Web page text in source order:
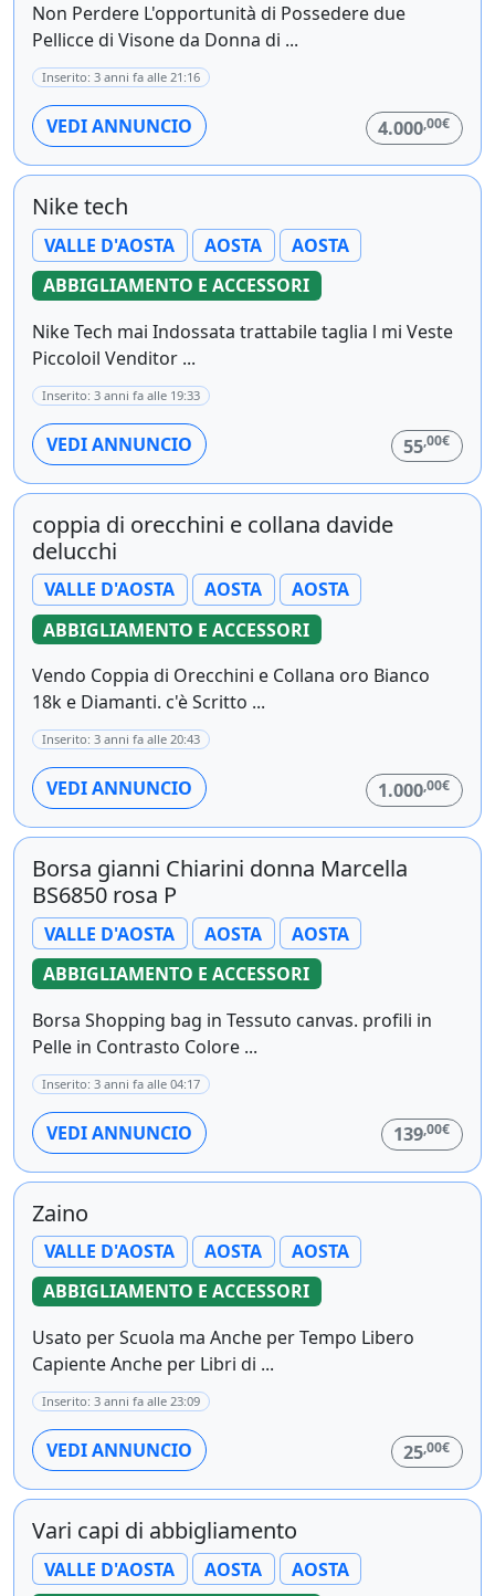
Non Perdere L'opportunità di Possedere due
Pellicce di Visone da Donna di ...
Inserito: 3 anni fa alle 21:16
VEDI ANNUNCIO 4.000,00€
Nike tech
VALLE D'AOSTA AOSTA
AOSTA
ABBIGLIAMENTO E ACCESSORI
Nike Tech mai Indossata trattabile taglia l mi Veste
Piccoloil Venditor ...
Inserito: 3 anni fa alle 19:33
VEDI ANNUNCIO 55,00€
coppia di orecchini e collana davide
delucchi
VALLE D'AOSTA AOSTA
AOSTA
ABBIGLIAMENTO E ACCESSORI
Vendo Coppia di Orecchini e Collana oro Bianco
18k e Diamanti. c'è Scritto ...
Inserito: 3 anni fa alle 20:43
VEDI ANNUNCIO 1.000,00€
Borsa gianni Chiarini donna Marcella
BS6850 rosa P
VALLE D'AOSTA AOSTA
AOSTA
ABBIGLIAMENTO E ACCESSORI
Borsa Shopping bag in Tessuto canvas. profili in
Pelle in Contrasto Colore ...
Inserito: 3 anni fa alle 04:17
VEDI ANNUNCIO 139,00€
Zaino
VALLE D'AOSTA AOSTA
AOSTA
ABBIGLIAMENTO E ACCESSORI
Usato per Scuola ma Anche per Tempo Libero
Capiente Anche per Libri di ...
Inserito: 3 anni fa alle 23:09
VEDI ANNUNCIO 25,00€
Vari capi di abbigliamento
VALLE D'AOSTA AOSTA AOSTA